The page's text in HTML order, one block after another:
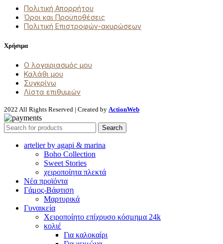
Πολιτική Απορρήτου
Όροι και Προϋποθέσεις
Πολιτική Επιστροφών-ακυρώσεων
Χρήσιμα
Ο λογαριασμός μου
Καλάθι μου
Συγκρίνω
Λίστα επιθυμιών
2022 All Rights Reserved | Created by ActionWeb
Search
artelier by agapi & marina
Boho Collection
Sweet Stories
χειροποίητα πλεκτά
Νέα προϊόντα
Γάμος-Βάφτιση
Μαρτυρικά
Γυναικεία
Χειροποίητο επίχρυσο κόσμημα 24k
κολιέ
Για καλοκαίρι